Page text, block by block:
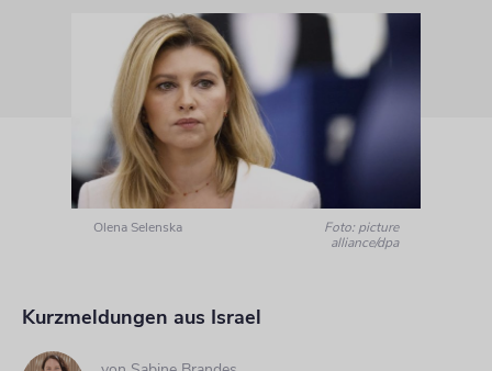
Olena Selenska
Foto: picture
alliance/dpa
Kurzmeldungen aus Israel